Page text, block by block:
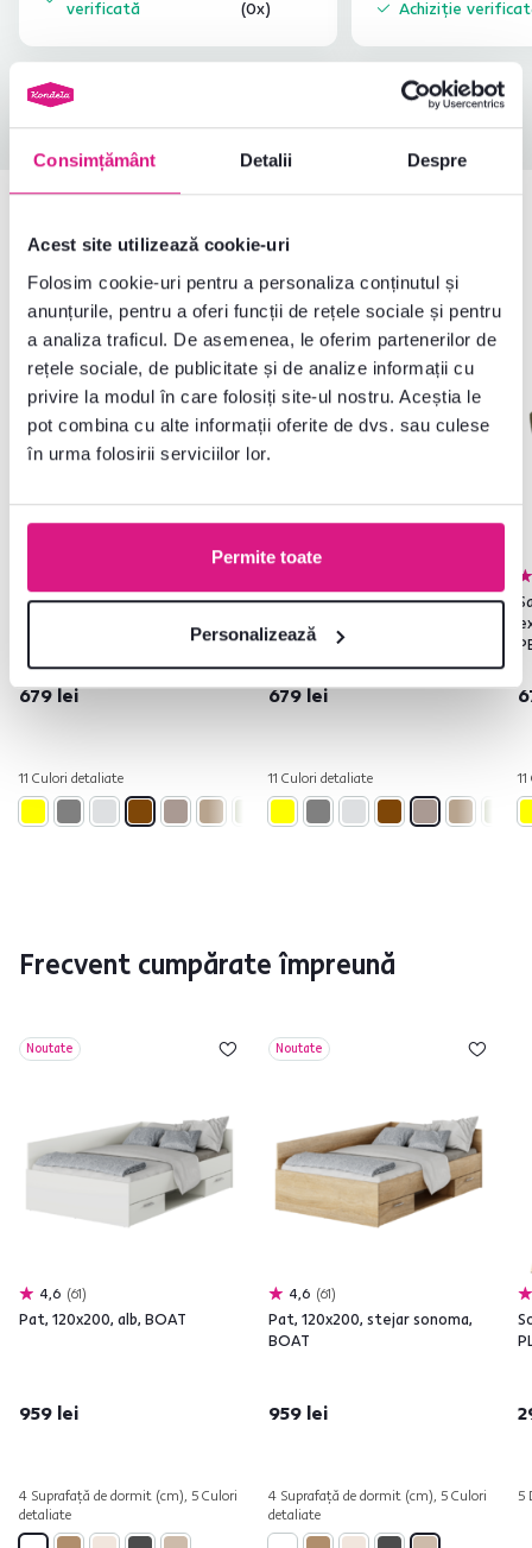
Consimțământ Detalii Despre
Acest site utilizează cookie-uri
Folosim cookie-uri pentru a personaliza conținutul și
anunțurile, pentru a oferi funcții de rețele sociale și pentru
a analiza traficul. De asemenea, le oferim partenerilor de
rețele sociale, de publicitate și de analize informații cu
privire la modul în care folosiți site-ul nostru. Aceștia le
pot combina cu alte informații oferite de dvs. sau culese
în urma folosirii serviciilor lor.
Permite toate
Personalizează
verificată (0x) Achiziție
Toate recenziile
Produse similare
Saltea pliabilă/fotoliu
679 lei
11 Culori detaliate
Saltea pliabilă/fotoliu
extensibil, 2 in 1, maro deschis,
PELOS
679 lei
11 Culori detaliate
Frecvent cumpărate împreună
Noutate
4,6 61
Pat, 120x200, alb, BOAT
959 lei
4 Suprafață de dormit (cm), 5 Culori
detaliate
Noutate
4,6 61
Pat, 120x200, stejar sonoma,
BOAT
959 lei
4 Suprafață de dormit (cm), 5 Culori
detaliate
5